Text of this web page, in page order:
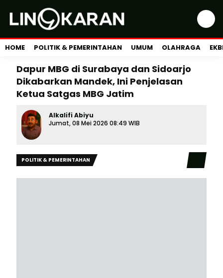
HOME POLITIK & PEMERINTAHAN UMUM OLAHRAGA
Dapur MBG di Surabaya dan Sidoarjo
Dikabarkan Mandek, Ini Penjelasan
Ketua Satgas MBG Jatim
Alkalifi Abiyu
Jumat, 08 Mei 2026 08:49 WIB
POLITIK & PEMERINTAHAN